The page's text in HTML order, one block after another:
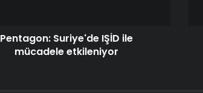
Pentagon: Suriye'de IŞİD ile
mücadele etkileniyor